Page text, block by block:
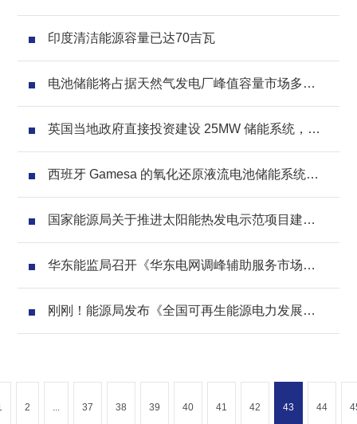
电池储能辅助AGC 调频项目）进入试验阶段
印度清洁能源容量已达70吉瓦
电池储能将占据天然气发电厂峰值容量市场多少
份额？
英国当地政府直接投资建设 25MW 储能系统，比
亚迪为其电池供应商
西班牙 Gamesa 的氧化还原液流电池储能系统投
运
国家能源局关于推进太阳能热发电示范项目建设
有关事项的通知
华东能监局召开《华东电网调峰辅助服务市场运
营规则》征求意见会议
刚刚！能源局发布《全国可再生能源电力发展监
测评价》
2 37 38 39 40 41 42 43 44